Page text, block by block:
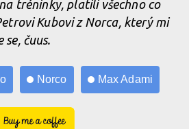
tréninky, platili všechno co
Kubovi z Norca, který mi
čuus.
Norco Max Adami
Buy Me a Coffee